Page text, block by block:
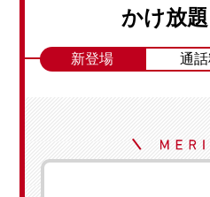
かけ放
新登場 通